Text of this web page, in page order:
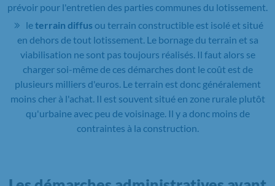
prévoir pour l'entretien des parties communes du lotissement.
leterrain diffusou terrain constructible est isolé et situé
en dehors de tout lotissement. Le bornage du terrain et sa
viabilisation ne sont pas toujours réalisés. Il faut alors se
charger soi-même de ces démarches dont le coût est de
plusieurs milliers d'euros. Le terrain est donc généralement
moins cher à l'achat. Il est souvent situé en zone rurale plutôt
qu'urbaine avec peu de voisinage. Il y a donc moins de
contraintes à la construction.